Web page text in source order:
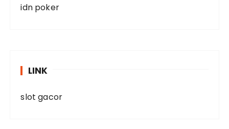
idn poker
LINK
slot gacor